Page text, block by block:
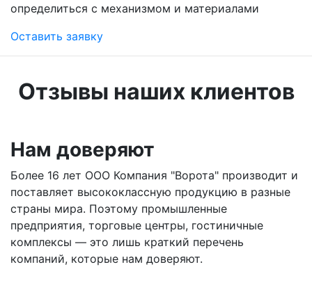
определиться с механизмом и материалами
Оставить заявку
Отзывы наших клиентов
Нам доверяют
Более 16 лет ООО Компания "Ворота" производит и
поставляет высококлассную продукцию в разные
страны мира. Поэтому промышленные
предприятия, торговые центры, гостиничные
комплексы — это лишь краткий перечень
компаний, которые нам доверяют.